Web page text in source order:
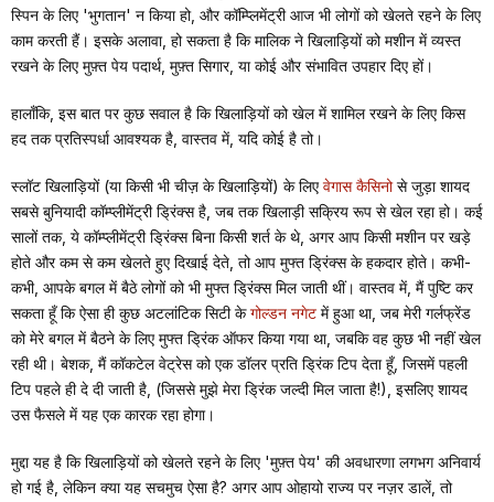
स्पिन के लिए 'भुगतान' न किया हो, और कॉम्प्लिमेंट्री आज भी लोगों को खेलते रहने के लिए
काम करती हैं। इसके अलावा, हो सकता है कि मालिक ने खिलाड़ियों को मशीन में व्यस्त
रखने के लिए मुफ़्त पेय पदार्थ, मुफ़्त सिगार, या कोई और संभावित उपहार दिए हों।
हालाँकि, इस बात पर कुछ सवाल है कि खिलाड़ियों को खेल में शामिल रखने के लिए किस
हद तक प्रतिस्पर्धा आवश्यक है, वास्तव में, यदि कोई है तो।
स्लॉट खिलाड़ियों (या किसी भी चीज़ के खिलाड़ियों) के लिएवेगास कैसिनोसे जुड़ा शायद
सबसे बुनियादी कॉम्प्लीमेंट्री ड्रिंक्स है, जब तक खिलाड़ी सक्रिय रूप से खेल रहा हो। कई
सालों तक, ये कॉम्प्लीमेंट्री ड्रिंक्स बिना किसी शर्त के थे, अगर आप किसी मशीन पर खड़े
होते और कम से कम खेलते हुए दिखाई देते, तो आप मुफ्त ड्रिंक्स के हकदार होते। कभी-
कभी, आपके बगल में बैठे लोगों को भी मुफ्त ड्रिंक्स मिल जाती थीं। वास्तव में, मैं पुष्टि कर
सकता हूँ कि ऐसा ही कुछ अटलांटिक सिटी केगोल्डन नगेट में हुआ था, जब मेरी गर्लफ्रेंड
को मेरे बगल में बैठने के लिए मुफ्त ड्रिंक ऑफर किया गया था, जबकि वह कुछ भी नहीं खेल
रही थी। बेशक, मैं कॉकटेल वेट्रेस को एक डॉलर प्रति ड्रिंक टिप देता हूँ, जिसमें पहली
टिप पहले ही दे दी जाती है, (जिससे मुझे मेरा ड्रिंक जल्दी मिल जाता है!), इसलिए शायद
उस फैसले में यह एक कारक रहा होगा।
मुद्दा यह है कि खिलाड़ियों को खेलते रहने के लिए 'मुफ़्त पेय' की अवधारणा लगभग अनिवार्य
हो गई है, लेकिन क्या यह सचमुच ऐसा है? अगर आप ओहायो राज्य पर नज़र डालें, तो